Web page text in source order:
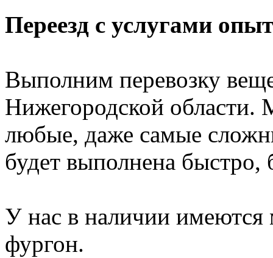
Переезд с услугами
Выполним перевозку
Нижегородской
любые, даже самые
будет выполнена быстро,
У нас в наличии
фургон.